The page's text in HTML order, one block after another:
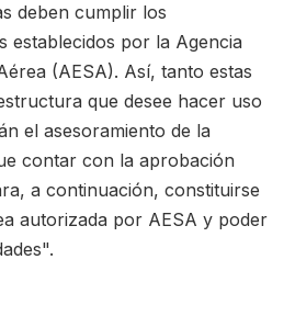
deben cumplir los
establecidos por la Agencia
(AESA). Así, tanto estas
que desee hacer uso
el asesoramiento de la
contar con la aprobación
a continuación, constituirse
autorizada por AESA y poder